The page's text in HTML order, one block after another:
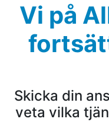
Vi på
Skicka din
veta vilka